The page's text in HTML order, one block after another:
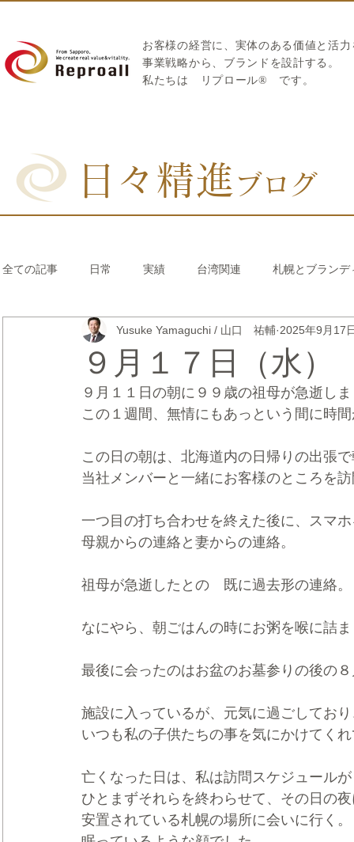
お客様の経営に、実体のある価値と活
​事業戦略から、ブランドを設計する。
私たちは
リプロール® です。
日々精進 ブログ
全ての記事 日常 実績 台湾関連 札幌とブランデ
リブランディング® さとうきび繊維のストロー 中国
CRMブランディング® デジタルマーケティングブランデ
９月１７日（水
Yusuke Yamaguchi / 山口 祐輔 2025年9月17
９月１１日の朝に９９歳の祖母が急逝し
この１週間、無情にもあっという間に時
この日の朝は、北海道内の日帰りの出張
当社メンバーと一緒にお客様のところを
一つ目の打ち合わせを終えた後に、スマ
母親からの連絡と妻からの連絡。
祖母が急逝したとの　既に過去形の連絡。
なにやら、朝ごはんの時にお粥を喉に詰
最後に会ったのはお盆のお墓参りの後の
施設に入っているが、元気に過ごしてお
いつも私の子供たちの事を気にかけてく
亡くなった日は、私は訪問スケジュール
ひとまずそれらを終わらせて、その日の
安置されている札幌の場所に会いに行く。